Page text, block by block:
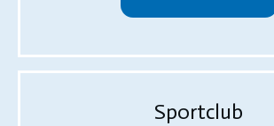
Sportclub